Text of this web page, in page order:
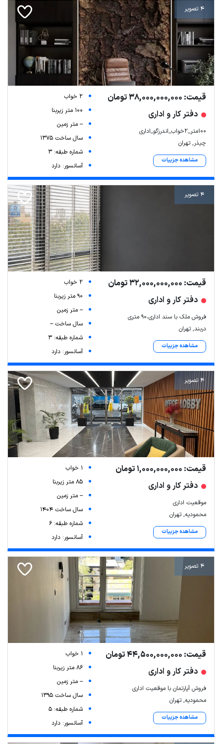
4 تصویر
قیمت: 38,000,000,000 تومان
دفتر کار و اداری
۱۰۰متر_۲خواب_اندرزگو_اداری
چیذر, تهران
مشاهده جزییات
2 خواب
100 متر زیربنا
-- متر زمین
سال ساخت 1375
شماره طبقه: 3
آسانسور: دارد
4 تصویر
قیمت: 32,000,000,000 تومان
دفتر کار و اداری
فروش ملک با سند اداری،۹۰ متری
دربند, تهران
مشاهده جزییات
2 خواب
90 متر زیربنا
-- متر زمین
سال ساخت --
شماره طبقه: 3
آسانسور: دارد
4 تصویر
قیمت: 1,000,000,000 تومان
دفتر کار و اداری
موقعیت اداری
محمودیه, تهران
مشاهده جزییات
1 خواب
85 متر زیربنا
-- متر زمین
سال ساخت 1404
شماره طبقه: 6
آسانسور: دارد
4 تصویر
قیمت: 44,500,000,000 تومان
دفتر کار و اداری
فروش آپارتمان با موقعیت اداری
محمودیه, تهران
مشاهده جزییات
1 خواب
86 متر زیربنا
-- متر زمین
سال ساخت 1395
شماره طبقه: 5
آسانسور: دارد